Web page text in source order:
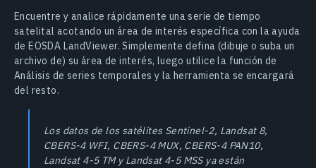
Encuentre y analice rápidamente una serie de tiempo
satelital acotando un área de interés específica con la ayuda
de EOSDA LandViewer. Simplemente defina (dibuje o suba un
archivo de) su área de interés, luego utilice la función de
Análisis de series temporales y la herramienta se encargará
del resto.
Los datos de los satélites Sentinel-2, Landsat 8,
CBERS-4 WFI, CBERS-4 MUX, CBERS-4 PAN10,
Landsat 4-5 TM y Landsat 4-5 MSS ya están